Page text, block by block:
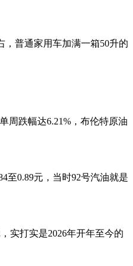
，普通家用车加满一箱50升的
周跌幅达6.21%，布伦特原油
至0.89元，当时92号汽油就是
实打实是2026年开年至今的